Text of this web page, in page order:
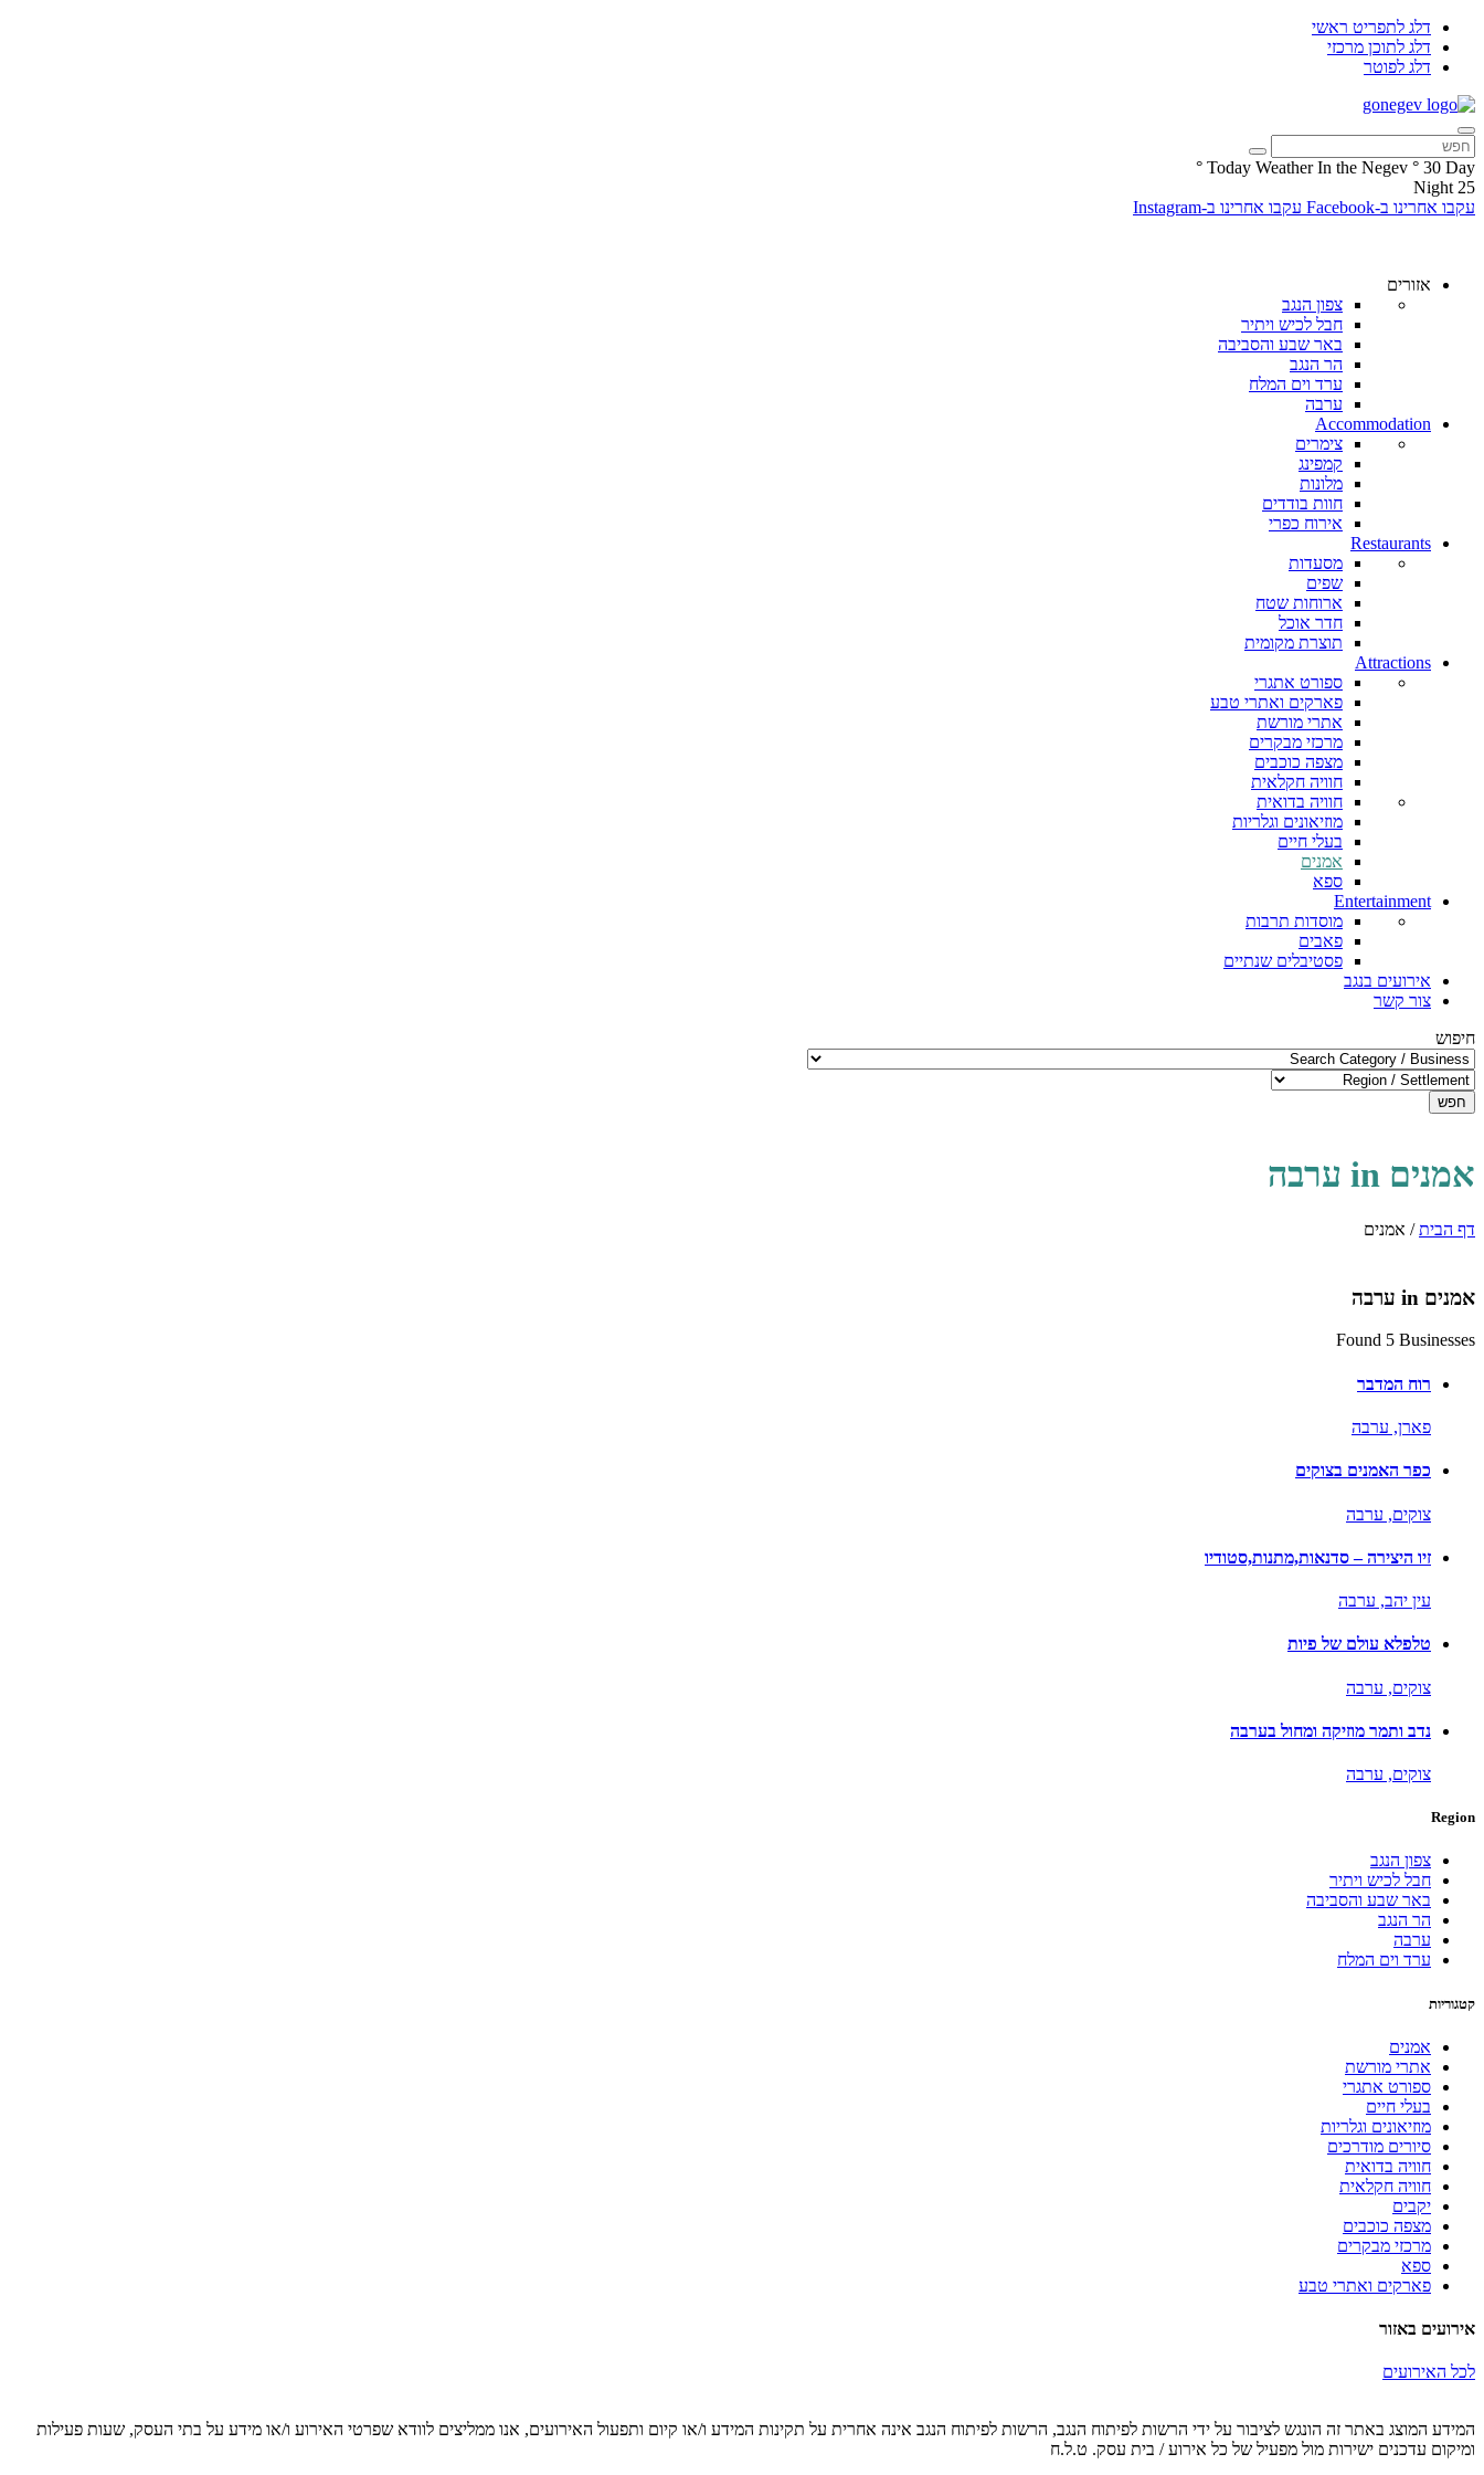
דלג לתפריט ראשי
דלג לתוכן מרכזי
דלג לפוטר
Today Weather In the Negev ° 30 Day
°
25
Night
עקבו אחרינו ב-Facebook
עקבו אחרינו ב-Instagram
אזורים
צפון הנגב
חבל לכיש ויתיר
באר שבע והסביבה
הר הנגב
ערד וים המלח
ערבה
Accommodation
צימרים
קמפינג
מלונות
חוות בודדים
אירוח כפרי
Restaurants
מסעדות
שפים
ארוחות שטח
חדר אוכל
תוצרת מקומית
Attractions
ספורט אתגרי
פארקים ואתרי טבע
אתרי מורשת
מרכזי מבקרים
מצפה כוכבים
חוויה חקלאית
חוויה בדואית
מוזיאונים וגלריות
בעלי חיים
אמנים
ספא
Entertainment
מוסדות תרבות
פאבים
פסטיבלים שנתיים
אירועים בנגב
צור קשר
חיפוש
חפש
אמנים in ערבה
דף הבית/ אמנים
אמנים in ערבה
Found 5 Businesses
רוח המדבר
פארן, ערבה
כפר האמנים בצוקים
צוקים, ערבה
זיו היצירה – סדנאות,מתנות,סטודיו
עין יהב, ערבה
טלפלא עולם של פיות
צוקים, ערבה
נדב ותמר מוזיקה ומחול בערבה
צוקים, ערבה
Region
צפון הנגב
חבל לכיש ויתיר
באר שבע והסביבה
הר הנגב
ערבה
ערד וים המלח
קטגוריות
אמנים
אתרי מורשת
ספורט אתגרי
בעלי חיים
מוזיאונים וגלריות
סיורים מודרכים
חוויה בדואית
חוויה חקלאית
יקבים
מצפה כוכבים
מרכזי מבקרים
ספא
פארקים ואתרי טבע
אירועים באזור
לכל האירועים
המידע המוצג באתר זה הונגש לציבור על ידי הרשות לפיתוח הנגב, הרשות לפיתוח הנגב אינה אחרית על תקינות המידע ו/או קיום ותפעול האירועים, אנו ממליצים לוודא שפרטי האירוע ו/או מידע על בתי העסק, שעות פעילות
ומיקום עדכנים ישירות מול מפעיל של כל אירוע / בית עסק. ט.ל.ח